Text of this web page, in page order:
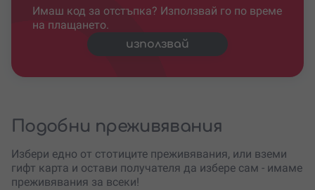
Имаш код за отстъпка? Използвай го по време
на плащането.
използвай
Подобни преживявания
Избери едно от стотиците преживявания, или вземи
гифт карта и остави получателя да избере сам - имаме
преживявания за всеки!